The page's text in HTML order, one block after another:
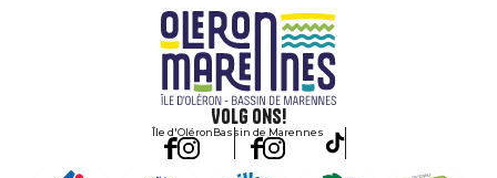
Volg ons!
Île d'OléronBassin de Marennes